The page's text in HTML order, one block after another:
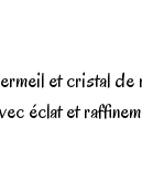
et cristal de
éclat et